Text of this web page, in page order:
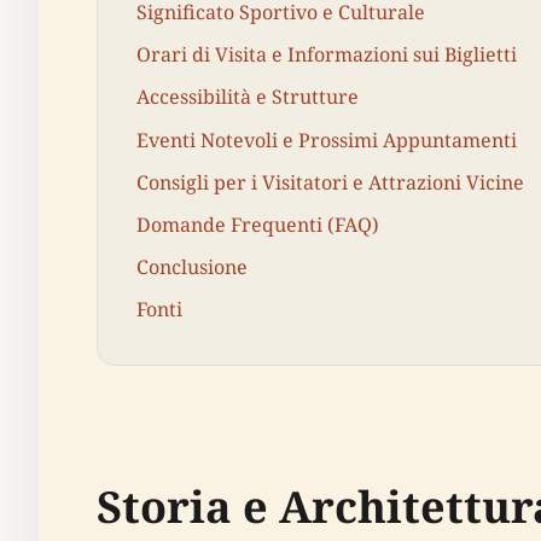
Significato Sportivo e Culturale
Orari di Visita e Informazioni sui Biglietti
Accessibilità e Strutture
Eventi Notevoli e Prossimi Appuntamenti
Consigli per i Visitatori e Attrazioni Vicine
Domande Frequenti (FAQ)
Conclusione
Fonti
Storia e